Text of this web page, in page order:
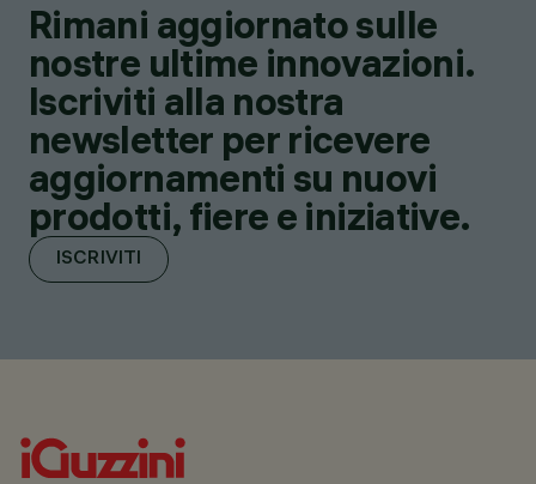
Rimani aggiornato sulle
nostre ultime innovazioni.
Iscriviti alla nostra
newsletter per ricevere
aggiornamenti su nuovi
prodotti, fiere e iniziative.
ISCRIVITI